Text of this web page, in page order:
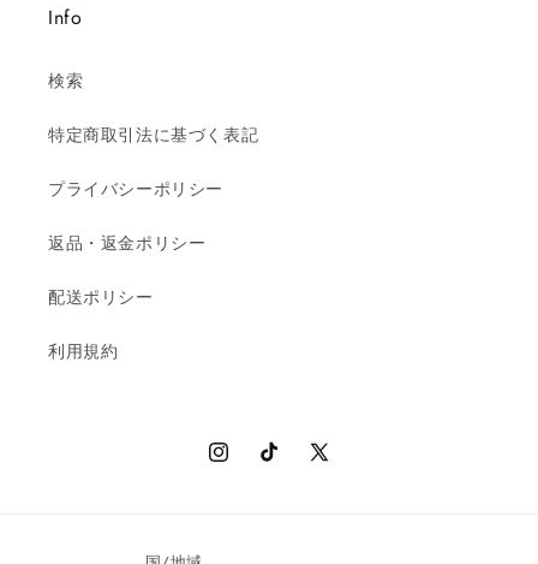
Info
検索
特定商取引法に基づく表記
プライバシーポリシー
返品・返金ポリシー
配送ポリシー
利用規約
InstagramTikTok
X